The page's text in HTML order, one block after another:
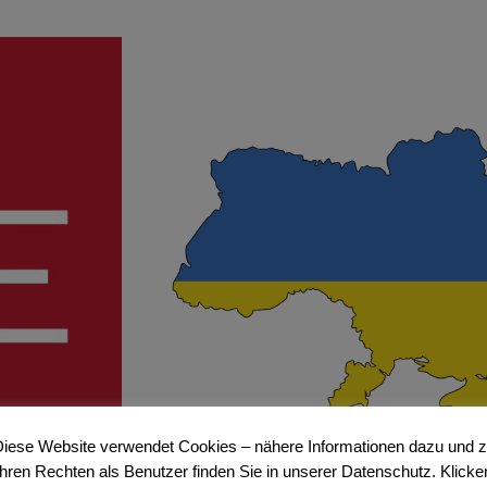
Website verwendet Cookies – nähere Informationen dazu und
Rechten als Benutzer finden Sie in unserer Datenschutz.